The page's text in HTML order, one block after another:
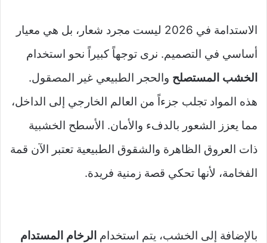
الاستدامة في 2026 ليست مجرد شعار، بل هي معيار
أساسي في التصميم. نرى توجهاً كبيراً نحو استخدام
الخشب المستصلح والحجر الطبيعي غير المصقول.
هذه المواد تجلب جزءاً من العالم الخارجي إلى الداخل،
مما يعزز الشعور بالدفء والأمان. الأسطح الخشبية
ذات العروق الظاهرة والشقوق الطبيعية تعتبر الآن قمة
الفخامة، لأنها تحكي قصة زمنية فريدة.
بالإضافة إلى الخشب، يتم استخدام الرخام المستدام